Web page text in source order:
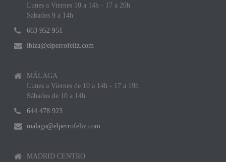
Lunes a Viernes 10 a 14h - 17 a 20h
Sabados 9 a 14h
663 952 951
ibiza@elperrofeliz.com
MÁLAGA
Lunes a Viernes de 10 a 14h - 17 a 19h
Sábados de 10 a 14h
644 478 923
malaga@elperrofeliz.com
MADRID CENTRO